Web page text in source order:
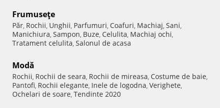
Frumuseţe
Păr, Rochii, Unghii, Parfumuri, Coafuri, Machiaj, Sani,
Manichiura, Sampon, Buze, Celulita, Machiaj ochi,
Tratament celulita, Salonul de acasa
Modă
Rochii, Rochii de seara, Rochii de mireasa, Costume de baie,
Pantofi, Rochii elegante, Inele de logodna, Verighete,
Ochelari de soare, Tendinte 2020